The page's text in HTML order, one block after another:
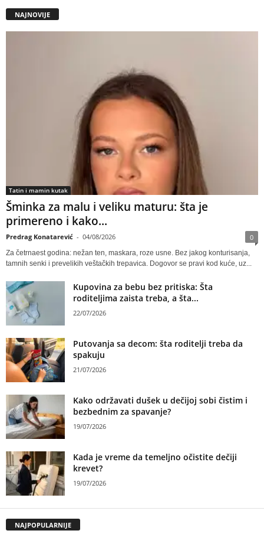
NAJNOVIJE
Tatin i mamin kutak
Šminka za malu i veliku maturu: šta je
primereno i kako...
Predrag Konatarević - 04/08/2026 0
Za četrnaest godina: nežan ten, maskara, roze usne. Bez jakog konturisanja,
tamnih senki i prevelikih veštačkih trepavica. Dogovor se pravi kod kuće, uz...
Kupovina za bebu bez pritiska: Šta
roditeljima zaista treba, a šta...
22/07/2026
Putovanja sa decom: šta roditelji treba da
spakuju
21/07/2026
Kako održavati dušek u dečijoj sobi čistim i
bezbednim za spavanje?
19/07/2026
Kada je vreme da temeljno očistite dečiji
krevet?
19/07/2026
NAJPOPULARNIJE